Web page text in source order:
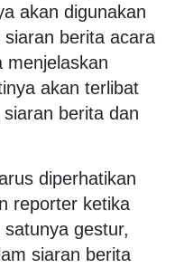
akan digunakan
berita acara
menjelaskan
akan terlibat
berita dan
diperhatikan
reporter ketika
gestur,
siaran berita